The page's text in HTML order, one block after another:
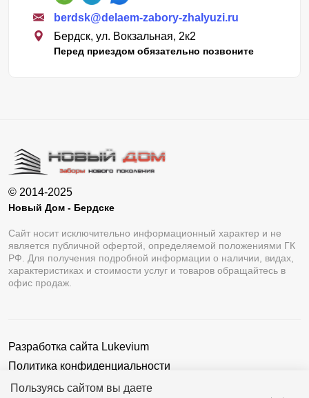
Пользуясь сайтом вы даете
berdsk@delaem-zabory-zhalyuzi.ru
Бердск, ул. Вокзальная, 2к2
Перед приездом обязательно позвоните
© 2014-2025
Новый Дом - Бердске
Сайт носит исключительно информационный характер и не
является публичной офертой, определяемой положениями ГК
РФ. Для получения подробной информации о наличии, видах,
характеристиках и стоимости услуг и товаров обращайтесь в
офис продаж.
Разработка сайта Lukevium
Политика конфиденциальности
Пользовательское соглашение